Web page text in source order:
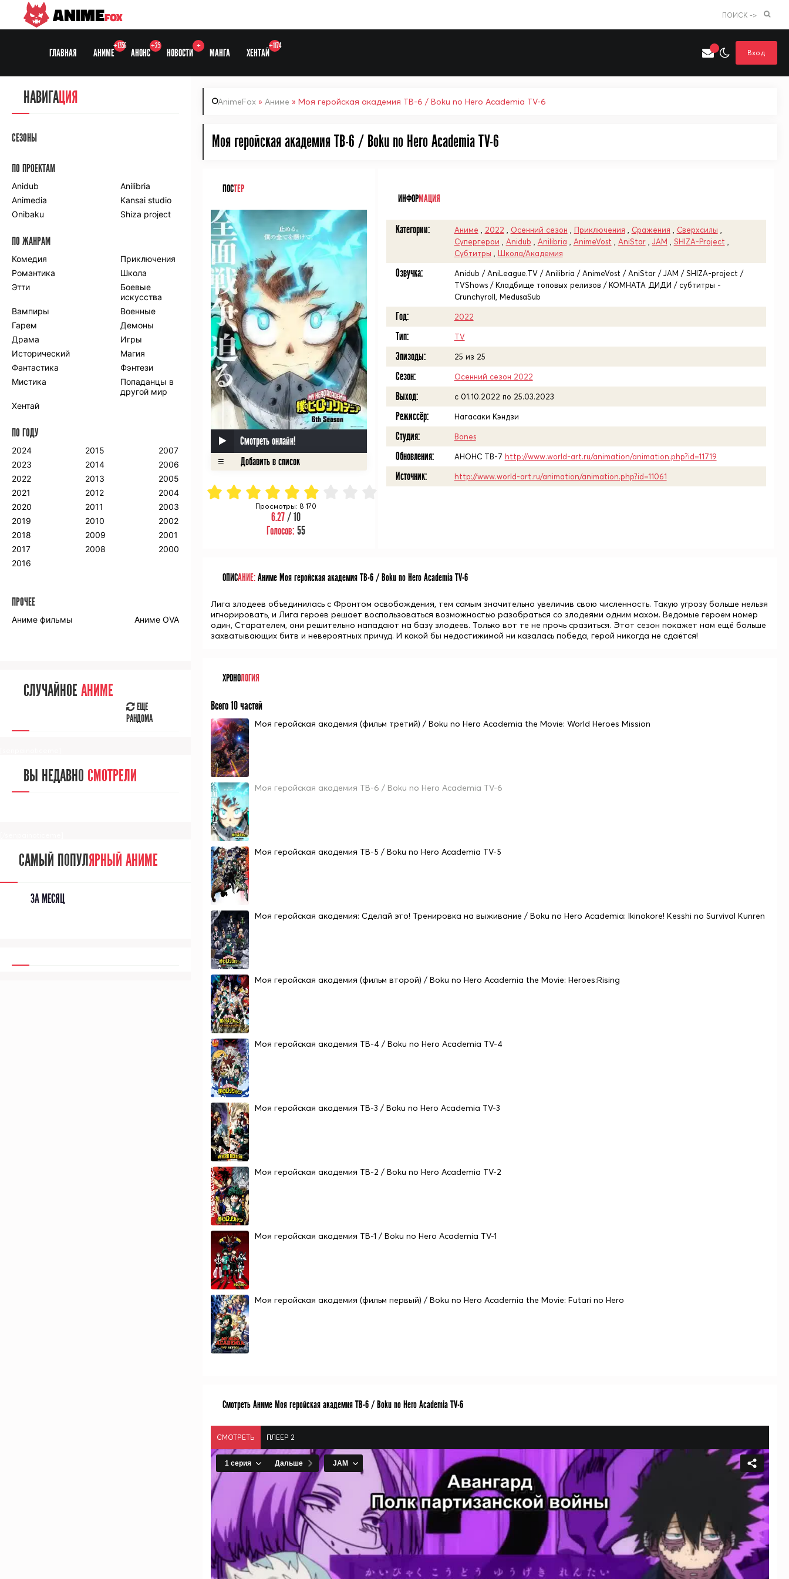
ANIMEFOX ПОИСК ->
ГЛАВНАЯ АНИМЕ
+1356
АНОНС
+25
НОВОСТИ
+
МАНГА ХЕНТАЙ
+1174
Вход
AnimeFox » Аниме » Моя геройская академия ТВ-6 / Boku no Hero Academia TV-6
Моя геройская академия ТВ-6 / Boku no Hero Academia TV-6
ПОСТЕР
Смотреть онлайн!
Просмотры: 8 170
6.27/ 10
Голосов: 55
ИНФОРМАЦИЯ
Категории: Аниме 2022 Осенний сезон Приключения Сражения Сверхсилы
Супергерои
Anidub Anilibria AnimeVost AniStar, JAM SHIZA-Project
Субтитры
Школа/Академия
Озвучка:
Anidub / AniLeague.TV / Anilibria / AnimeVost / AniStar / JAM / SHIZA-project /
TVShows / Кладбище топовых релизов / КОМНАТА ДИДИ / субтитры -
Crunchyroll, MedusaSub
Год: 2022
Тип: TV
Эпизоды: 25 из 25
Сезон: Осенний сезон 2022
Выход: c 01.10.2022 по 25.03.2023
Режиссёр: Нагасаки Кэндзи
Студия: Bones
Обновления: АНОНС ТВ-7 http://www.world-art.ru/animation/animation.php?id=11719
Источник: http://www.world-art.ru/animation/animation.php?id=11061
ОПИСАНИЕ:Аниме Моя геройская академия ТВ-6 / Boku no Hero Academia TV-6
Лига злодеев объединилась с Фронтом освобождения, тем самым значительно увеличив свою численность. Такую угрозу больше нельзя
игнорировать, и Лига героев решает воспользоваться возможностью разобраться со злодеями одним махом. Ведомые героем номер
один, Старателем, они решительно нападают на базу злодеев. Только вот те не прочь сразиться. Этот сезон покажет нам ещё больше
захватывающих битв и невероятных причуд. И какой бы недостижимой ни казалась победа, герой никогда не сдаётся!
ХРОНОЛОГИЯ
Всего 10 частей
Моя геройская академия (фильм третий) / Boku no Hero Academia the Movie: World Heroes Mission
Моя геройская академия ТВ-6 / Boku no Hero Academia TV-6
Моя геройская академия ТВ-5 / Boku no Hero Academia TV-5
Моя геройская академия: Сделай это! Тренировка на выживание / Boku no Hero Academia: Ikinokore! Kesshi no Survival Kunren
Моя геройская академия (фильм второй) / Boku no Hero Academia the Movie: Heroes:Rising
Моя геройская академия ТВ-4 / Boku no Hero Academia TV-4
Моя геройская академия ТВ-3 / Boku no Hero Academia TV-3
Моя геройская академия ТВ-2 / Boku no Hero Academia TV-2
Моя геройская академия ТВ-1 / Boku no Hero Academia TV-1
Моя геройская академия (фильм первый) / Boku no Hero Academia the Movie: Futari no Hero
Смотреть Аниме Моя геройская академия ТВ-6 / Boku no Hero Academia TV-6
СМОТРЕТЬ ПЛЕЕР 2
НАВИГАЦИЯ
СЕЗОНЫ
ПО ПРОЕКТАМ
Anidub
Anilibria
Animedia
Kansai studio
Onibaku
Shiza project
ПО ЖАНРАМ
Комедия
Приключения
Романтика
Школа
Этти
Боевые
искусства
Вампиры
Военные
Гарем
Демоны
Драма
Игры
Исторический
Магия
Фантастика
Фэнтези
Мистика
Попаданцы в
другой мир
Хентай
ПО ГОДУ
2024
2023
2022
2021
2020
2019
2018
2017
2016
2015
2014
2013
2012
2011
2010
2009
2008
2007
2006
2005
2004
2003
2002
2001
2000
ПРОЧЕЕ
Аниме фильмы Аниме OVA
СЛУЧАЙНОЕ АНИМЕ
ЕЩЕ
РАНДОМА
ВЫ НЕДАВНО СМОТРЕЛИ
САМЫЙ ПОПУЛЯРНЫЙ АНИМЕ
ЗА МЕСЯЦ